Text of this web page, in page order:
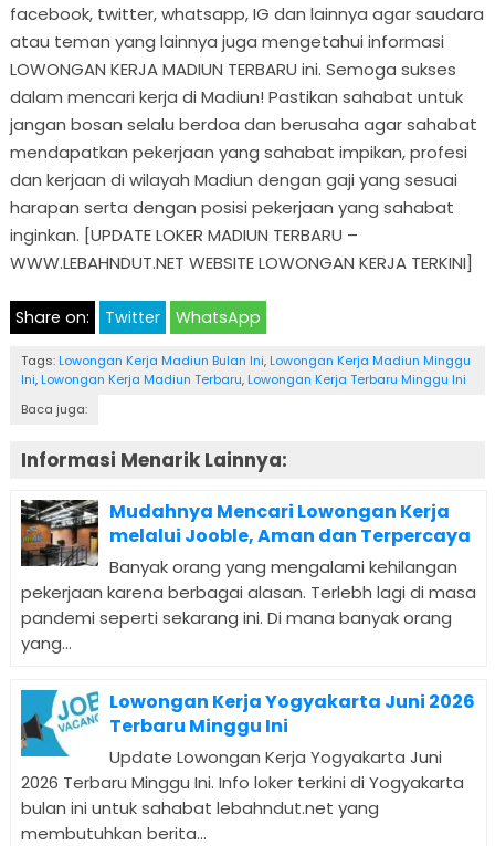
facebook, twitter, whatsapp, IG dan lainnya agar saudara
atau teman yang lainnya juga mengetahui informasi
LOWONGAN KERJA MADIUN TERBARU ini. Semoga sukses
dalam mencari kerja di Madiun! Pastikan sahabat untuk
jangan bosan selalu berdoa dan berusaha agar sahabat
mendapatkan pekerjaan yang sahabat impikan, profesi
dan kerjaan di wilayah Madiun dengan gaji yang sesuai
harapan serta dengan posisi pekerjaan yang sahabat
inginkan. [UPDATE LOKER MADIUN TERBARU –
WWW.LEBAHNDUT.NET WEBSITE LOWONGAN KERJA TERKINI]
Share on: Twitter WhatsApp
Tags: Lowongan Kerja Madiun Bulan Ini, Lowongan Kerja Madiun Minggu
Ini, Lowongan Kerja Madiun Terbaru, Lowongan Kerja Terbaru Minggu Ini
Baca juga:
Informasi Menarik Lainnya:
Mudahnya Mencari Lowongan Kerja
melalui Jooble, Aman dan Terpercaya
Banyak orang yang mengalami kehilangan
pekerjaan karena berbagai alasan. Terlebh lagi di masa
pandemi seperti sekarang ini. Di mana banyak orang
yang...
Lowongan Kerja Yogyakarta Juni 2026
Terbaru Minggu Ini
Update Lowongan Kerja Yogyakarta Juni
2026 Terbaru Minggu Ini. Info loker terkini di Yogyakarta
bulan ini untuk sahabat lebahndut.net yang
membutuhkan berita...